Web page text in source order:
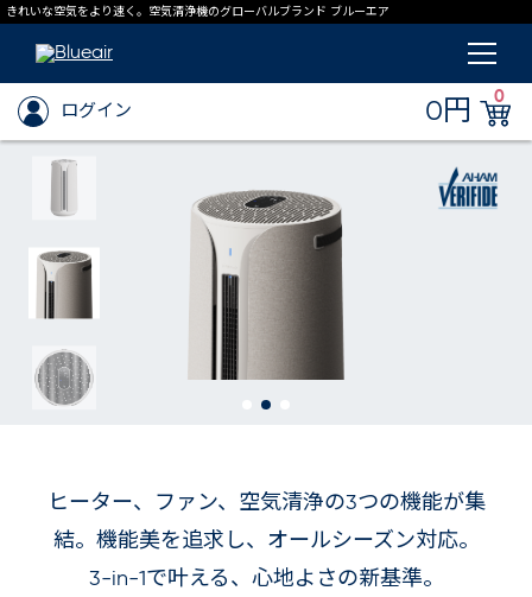
きれいな空気をより速く。空気清浄機のグローバルブランド ブルーエア
ログイン 0円
0
ヒーター、ファン、空気清浄の3つの機能が集
結。機能美を追求し、オールシーズン対応。
3-in-1で叶える、心地よさの新基準。